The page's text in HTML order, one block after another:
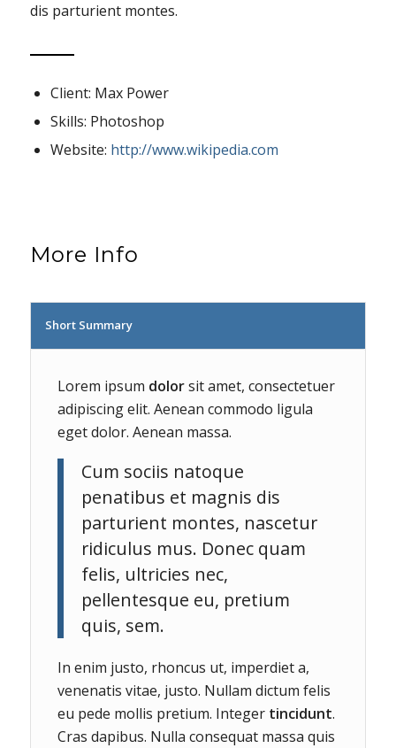
dis parturient montes.
Client: Max Power
Skills: Photoshop
Website: http://www.wikipedia.com
More Info
Short Summary
Lorem ipsum dolorsit amet, consectetuer
adipiscing elit. Aenean commodo ligula
eget dolor. Aenean massa.
Cum sociis natoque
penatibus et magnis dis
parturient montes, nascetur
ridiculus mus. Donec quam
felis, ultricies nec,
pellentesque eu, pretium
quis, sem.
In enim justo, rhoncus ut, imperdiet a,
venenatis vitae, justo. Nullam dictum felis
eu pede mollis pretium. Integer tincidunt.
Cras dapibus. Nulla consequat massa quis